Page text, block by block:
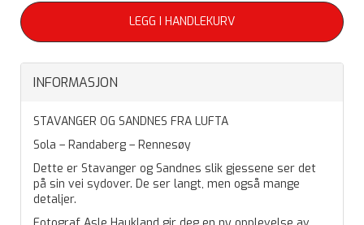
LEGG I HANDLEKURV
INFORMASJON
STAVANGER OG SANDNES FRA LUFTA
Sola – Randaberg – Rennesøy
Dette er Stavanger og Sandnes slik gjessene ser det
på sin vei sydover. De ser langt, men også mange
detaljer.